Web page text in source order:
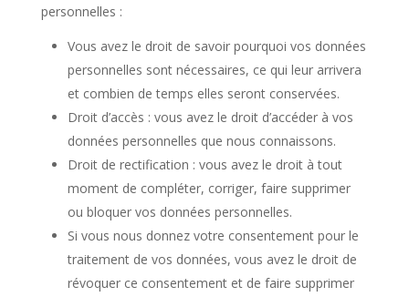
personnelles :
Vous avez le droit de savoir pourquoi vos données
personnelles sont nécessaires, ce qui leur arrivera
et combien de temps elles seront conservées.
Droit d’accès : vous avez le droit d’accéder à vos
données personnelles que nous connaissons.
Droit de rectification : vous avez le droit à tout
moment de compléter, corriger, faire supprimer
ou bloquer vos données personnelles.
Si vous nous donnez votre consentement pour le
traitement de vos données, vous avez le droit de
révoquer ce consentement et de faire supprimer